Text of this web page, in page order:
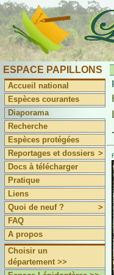
ESPACE PAPILLONS
Accueil national
Espèces courantes
Diaporama
Recherche
Espèces protégées
Reportages et dossiers >
Docs à télécharger
Pratique
Liens
Quoi de neuf ?
>
FAQ
A propos
Choisir un
département >>